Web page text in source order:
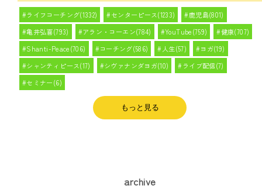
ライフコーチング(1332) センターピース(1233)
鹿児島(801)
亀井弘喜(793)
アラン・コーエン(784) YouTube(759)
健康(707)
Shanti-Peace(706)
コーチング(586) 人生(57)
ヨガ(19)
シャンティピース(17)
シヴァナンダヨガ(10)
ライブ配信(7)
セミナー(6)
もっと見る
archive